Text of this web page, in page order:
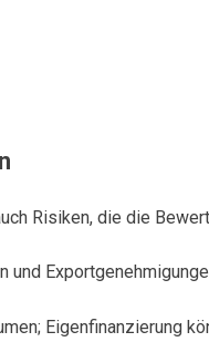
Risiken, die die
Eigenfinanzierung